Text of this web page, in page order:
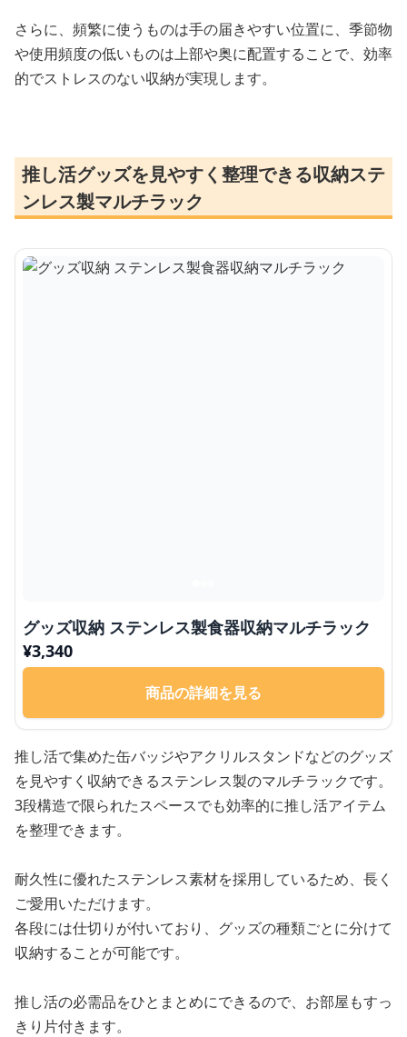
さらに、頻繁に使うものは手の届きやすい位置に、季節物
や使用頻度の低いものは上部や奥に配置することで、効率
的でストレスのない収納が実現します。
推し活グッズを見やすく整理できる収納ステ
ンレス製マルチラック
グッズ収納 ステンレス製食器収納マルチラック
¥3,340
商品の詳細を見る
推し活で集めた缶バッジやアクリルスタンドなどのグッズ
を見やすく収納できるステンレス製のマルチラックです。
3段構造で限られたスペースでも効率的に推し活アイテム
を整理できます。
耐久性に優れたステンレス素材を採用しているため、長く
ご愛用いただけます。
各段には仕切りが付いており、グッズの種類ごとに分けて
収納することが可能です。
推し活の必需品をひとまとめにできるので、お部屋もすっ
きり片付きます。